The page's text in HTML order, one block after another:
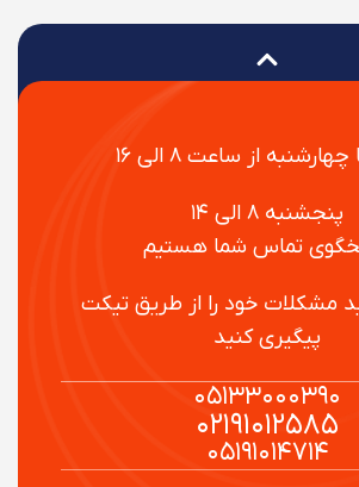
از ساعت ۸ الی ۱۶
۸ الی ۱۴
تماس شما هستیم
خود را از طریق تیکت
پیگیری کنید
۰۵۱۳۳۰۰۰۳۹۰
۰۲۱۹۱۰۱۲۵۸۵
۰۵۱۹۱۰۱۴۷۱۴